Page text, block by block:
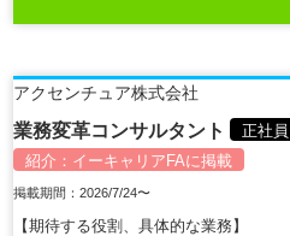
アクセンチュア株式会社
業務変革コンサルタント
正社員
紹介： イーキャリアFAに掲載
掲載期間：2026/7/24〜
【期待する役割、具体的な業務】